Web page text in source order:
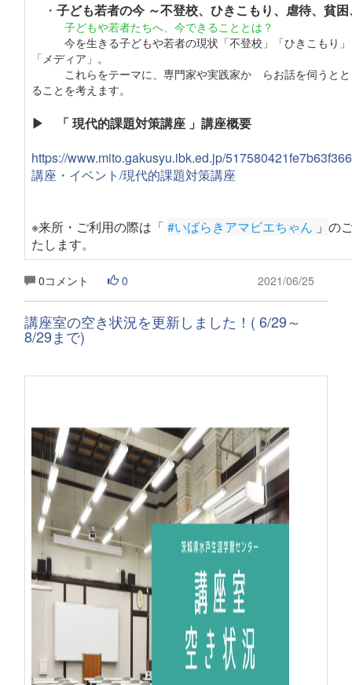
・ 子ども若者の今 ～不登校、ひきこもり、虐待、貧
子どもや若者たちへ、今できることとは？
今を生きる子どもや若者の現状「不登校」「ひきこもり」
「メディア」。
これらをテーマに、専門家や実践家か らお話を伺うとと
ることを考えます。
▶ 「 現代的課題対策講座 」講座概要
https://www.mito.gakusyu.ibk.ed.jp/
講座・イベント/現代的課題対策講座
※来所・ご利用の際は「 #いばらきアマビエちゃん 」 の
たします。
0コメント 0 2021/06/25
講座室の空き状況を更新しました！( 6/29～
8/29まで)